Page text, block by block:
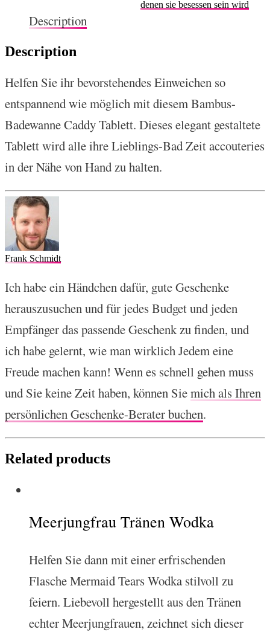
denen sie besessen sein wird
Description
Description
Helfen Sie ihr bevorstehendes Einweichen so
entspannend wie möglich mit diesem Bambus-
Badewanne Caddy Tablett. Dieses elegant gestaltete
Tablett wird alle ihre Lieblings-Bad Zeit accouteries
in der Nähe von Hand zu halten.
Frank Schmidt
Ich habe ein Händchen dafür, gute Geschenke
herauszusuchen und für jedes Budget und jeden
Empfänger das passende Geschenk zu finden, und
ich habe gelernt, wie man wirklich Jedem eine
Freude machen kann! Wenn es schnell gehen muss
und Sie keine Zeit haben, können Siemich als Ihren
persönlichen Geschenke-Berater buchen.
Related products
Meerjungfrau Tränen Wodka
Helfen Sie dann mit einer erfrischenden
Flasche Mermaid Tears Wodka stilvoll zu
feiern. Liebevoll hergestellt aus den Tränen
echter Meerjungfrauen, zeichnet sich dieser